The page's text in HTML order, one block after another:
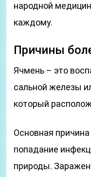
народной
каждому.
Причины
Ячмень – это
сальной железы
который
Основная
попадание
природы.